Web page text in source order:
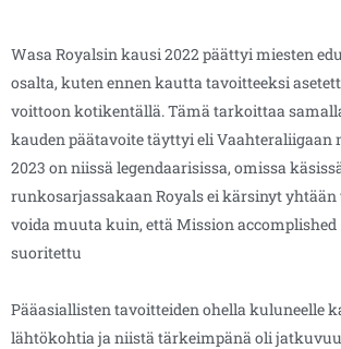
Wasa Royalsin kausi 2022 päättyi miesten
osalta, kuten ennen kautta tavoitteeksi
voittoon kotikentällä. Tämä tarkoittaa
kauden päätavoite täyttyi eli Vaahteraliigaan
2023 on niissä legendaarisissa, omissa
runkosarjassakaan Royals ei kärsinyt yhtään
voida muuta kuin, että Mission accomplished
suoritettu
Pääasiallisten tavoitteiden ohella kuluneelle
lähtökohtia ja niistä tärkeimpänä oli